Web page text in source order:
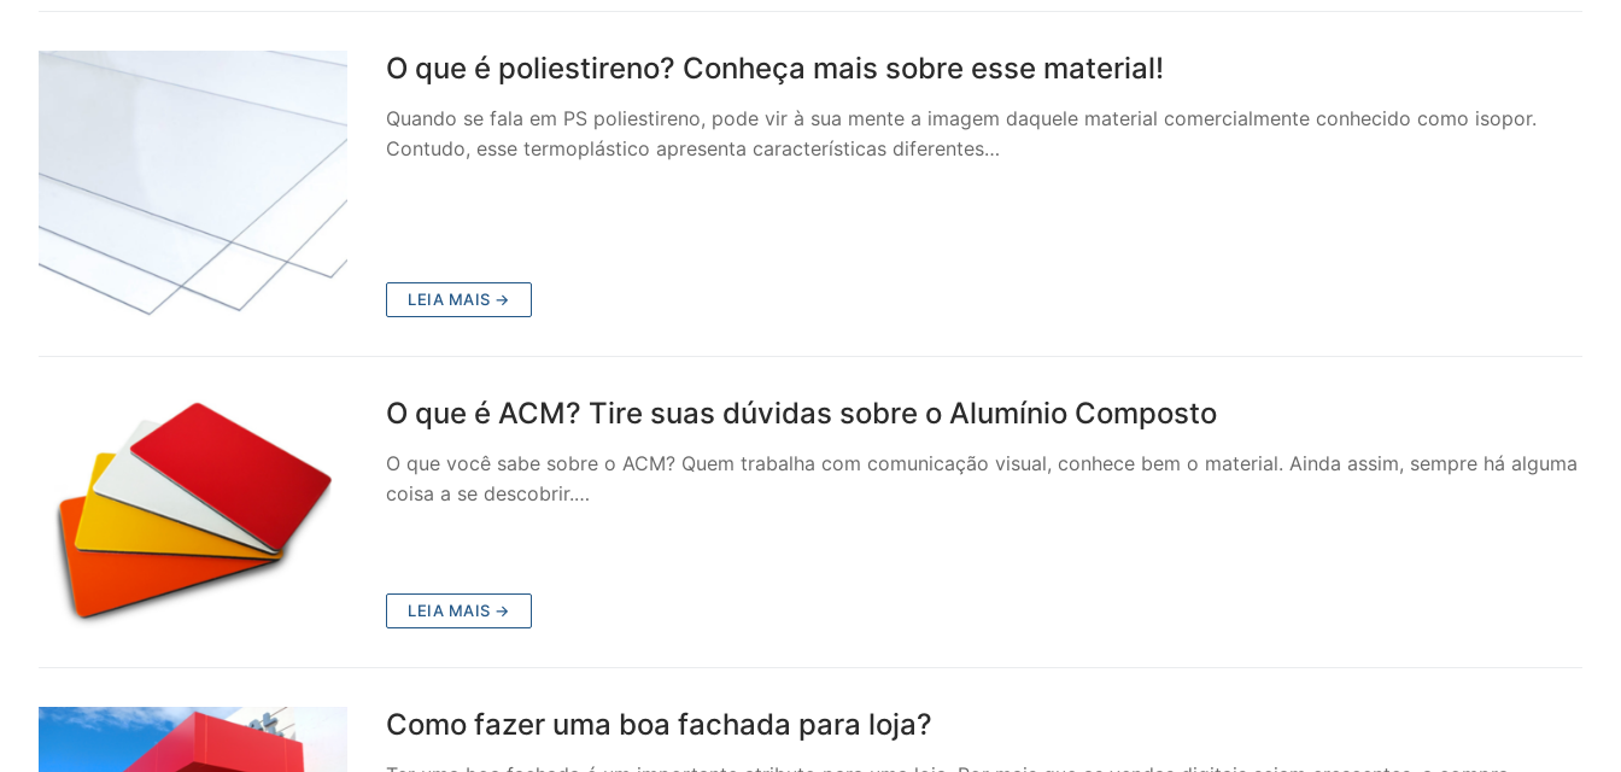
O que é poliestireno? Conheça mais sobre esse material!
Quando se fala em PS poliestireno, pode vir à sua mente a imagem daquele material comercialmente conhecido como isopor.
Contudo, esse termoplástico apresenta características diferentes…
LEIA MAIS →
O que é ACM? Tire suas dúvidas sobre o Alumínio Composto
O que você sabe sobre o ACM? Quem trabalha com comunicação visual, conhece bem o material. Ainda assim, sempre há alguma
coisa a se descobrir.…
LEIA MAIS →
Como fazer uma boa fachada para loja?